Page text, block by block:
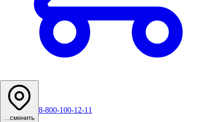
...сменить
8-800-100-12-11